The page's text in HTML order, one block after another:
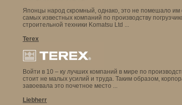
Японцы народ скромный, однако, это не помешало им
самых известных компаний по производству
строительной техники Komatsu Ltd ...
Terex
Войти в 10 – ку лучших компаний в мире по
стоит не малых усилий и труда. Таким образом,
завоевала это почетное место ...
Liebherr